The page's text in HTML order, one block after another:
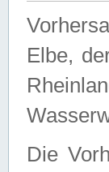
Elbe,
Die